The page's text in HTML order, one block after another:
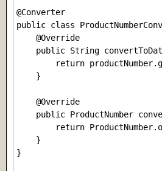
@Converter
public class
    @Override
public String
return
    }
    @Override
public ProductNumber
return
    }